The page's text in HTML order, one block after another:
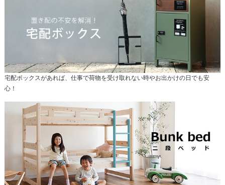
宅配ボックスがあれば、仕事で荷物を受け取れない時やお出かけの日でも安
心！